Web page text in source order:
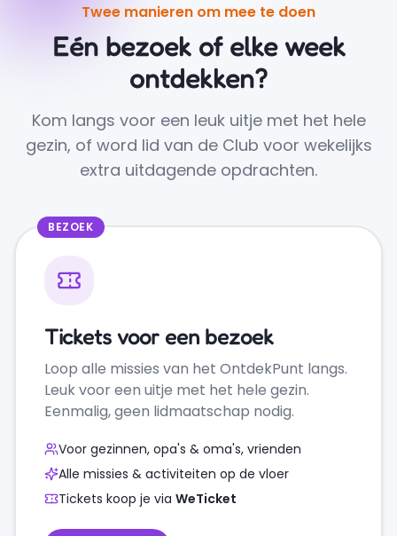
Twee manieren om mee te doen
Eén bezoek of elke week
ontdekken?
Kom langs voor een leuk uitje met het hele
gezin, of word lid van de Club voor wekelijks
extra uitdagende opdrachten.
BEZOEK
Tickets voor een bezoek
Loop alle missies van het OntdekPunt langs.
Leuk voor een uitje met het hele gezin.
Eenmalig, geen lidmaatschap nodig.
Voor gezinnen, opa's & oma's, vrienden
Alle missies & activiteiten op de vloer
Tickets koop je via WeTicket